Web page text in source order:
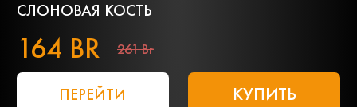
СЛОНОВАЯ КОСТЬ
164 BR 261 Br
ПЕРЕЙТИ КУПИТЬ